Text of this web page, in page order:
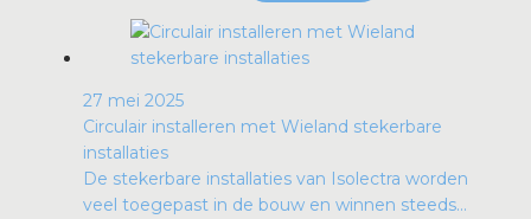
27 mei 2025
Circulair installeren met Wieland stekerbare
installaties
De stekerbare installaties van Isolectra worden
veel toegepast in de bouw en winnen steeds...